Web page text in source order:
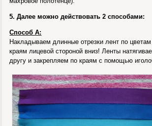
5. Далее можно действовать 2 способами:
Способ А:
Накладываем длинные отрезки лент по цветам
краям лицевой стороной вниз! Ленты
другу и закрепляем по краям с помощью